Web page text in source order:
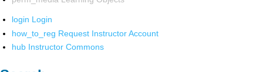
login Login
how_to_reg Request Instructor Account
hub Instructor Commons